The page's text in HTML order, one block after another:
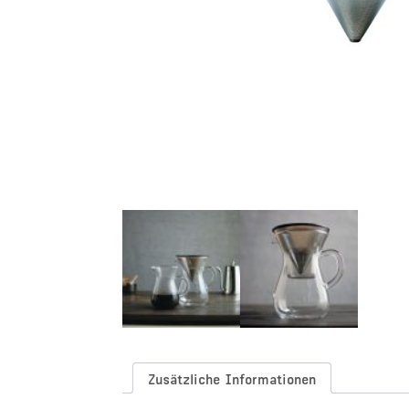
Zusätzliche Informationen